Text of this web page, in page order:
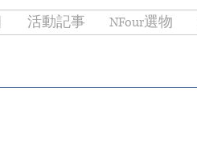
活動記事 NFour選物